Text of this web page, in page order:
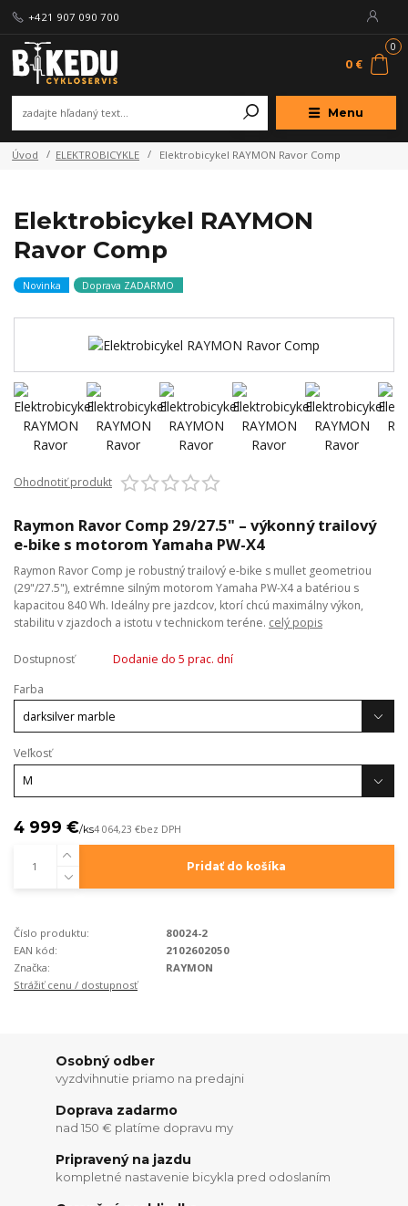
Menu
+421 907 090 700
0
0 €
Úvod ELEKTROBICYKLE Elektrobicykel RAYMON Ravor Comp
Elektrobicykel RAYMON
Ravor Comp
Novinka Doprava ZADARMO
Ohodnotiť produkt
Raymon Ravor Comp 29/27.5" – výkonný trailový
e-bike s motorom Yamaha PW-X4
Raymon Ravor Comp je robustný trailový e-bike s mullet geometriou
(29"/27.5"), extrémne silným motorom Yamaha PW-X4 a batériou s
kapacitou 840 Wh. Ideálny pre jazdcov, ktorí chcú maximálny výkon,
stabilitu v zjazdoch a istotu v technickom teréne. celý popis
Dostupnosť
Dodanie do 5 prac. dní
Farba
Veľkosť
4 999 €/ks4 064,23 €bez DPH
Pridať do košíka
Číslo produktu:
80024-2
EAN kód:
2102602050
Značka:
RAYMON
Strážiť cenu / dostupnosť
Osobný odber
vyzdvihnutie priamo na predajni
Doprava zadarmo
nad 150 € platíme dopravu my
Pripravený na jazdu
kompletné nastavenie bicykla pred odoslaním